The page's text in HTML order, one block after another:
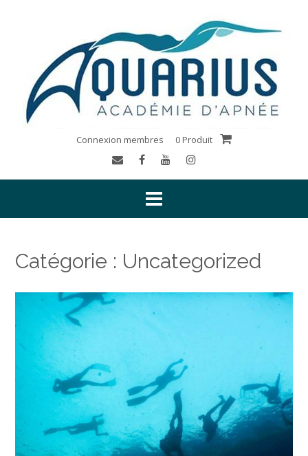
Connexion membres 0 Produit
Catégorie : Uncategorized